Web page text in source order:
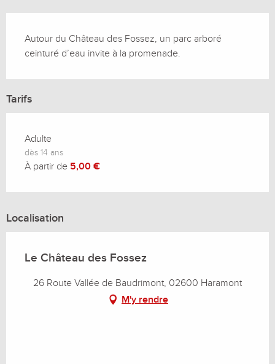
Autour du Château des Fossez, un parc arboré
ceinturé d’eau invite à la promenade.
Tarifs
Adulte
dès 14 ans
À partir de 5,00 €
Localisation
Le Château des Fossez
26 Route Vallée de Baudrimont, 02600 Haramont
M'y rendre